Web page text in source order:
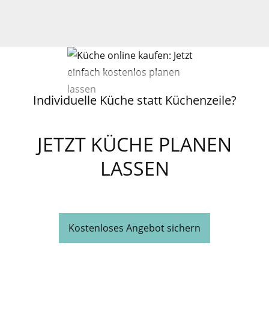
Individuelle Küche statt Küchenzeile?
JETZT KÜCHE PLANEN
LASSEN
Kostenloses Angebot sichern